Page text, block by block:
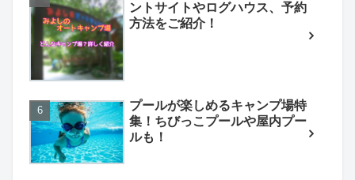
ントサイトやログハウス、予約
方法をご紹介！
プールが楽しめるキャンプ場特
集！ちびっこプールや屋内プー
ルも！